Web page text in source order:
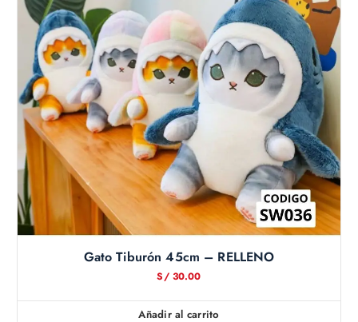
Gato Tiburón 45cm – RELLENO
S/30.00
Añadir al carrito